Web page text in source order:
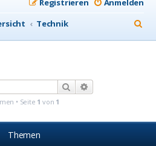
Anmelden
Registrieren
Technik
u
Suche
• Seite 1 von 1
Themen